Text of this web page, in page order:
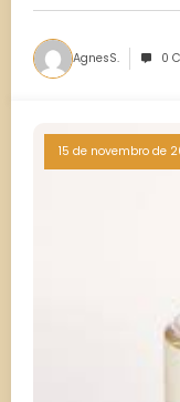
AgnesS. 0
15 de novembro de